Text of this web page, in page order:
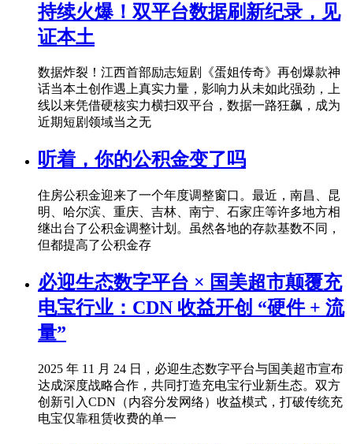
持续火爆！双平台数据刷新纪录，见
证本土
数据炸裂！江西首部励志短剧《蛋姐传奇》再创爆款神
话当本土创作遇上真实力量，影响力从未如此强劲，上
线以来凭借硬核实力横扫双平台，数据一路狂飙，成为
近期短剧领域当之无
听着，你的公积金变了吗
住房公积金迎来了一个年度调整窗口。最近，南昌、昆
明、哈尔滨、重庆、吉林、南宁、石家庄等许多地方相
继出台了公积金调整计划。虽然各地的存款基数不同，
但都提高了公积金存
必迎生态数字平台 × 国美超市颠覆充
电宝行业：CDN 收益开创 “硬件 + 流
量”
2025 年 11 月 24 日，必迎生态数字平台与国美超市宣布
达成深度战略合作，共同打造充电宝行业新生态。双方
创新引入CDN（内容分发网络）收益模式，打破传统充
电宝仅靠租赁收费的单一